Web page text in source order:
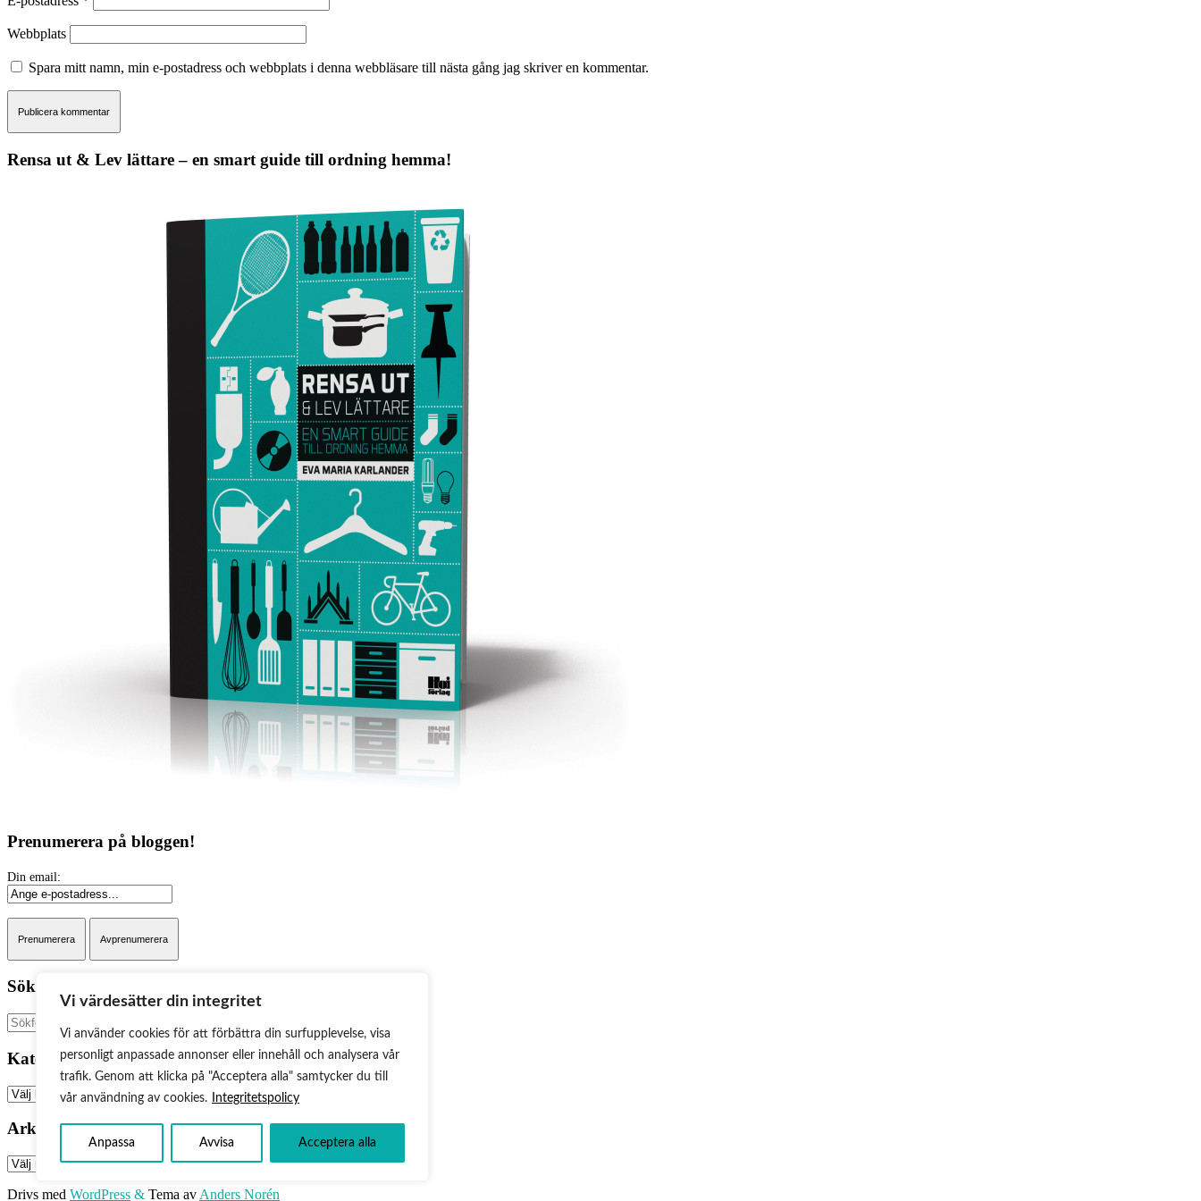
Vi värdesätter din integritet
Vi använder cookies för att förbättra din surfupplevelse, visa
personligt anpassade annonser eller innehåll och analysera vår
trafik. Genom att klicka på "Acceptera alla" samtycker du till
vår användning av cookies.
Integritetspolicy
Anpassa Avvisa Acceptera alla
Webbplats
Spara mitt namn, min e-postadress och webbplats i denna webbläsare till nästa gång jag skriver en kommentar.
Rensa ut & Lev lättare – en smart guide till ordning hemma!
Prenumerera på bloggen!
Sök på bloggen:
Sök
Kategorier
Kategorier
Arkiv
Arkiv
Drivs med WordPress & Tema av Anders Norén